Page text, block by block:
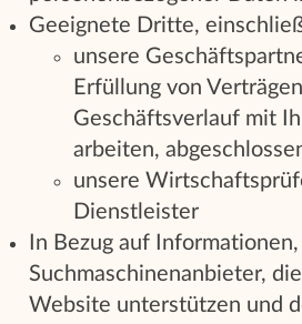
Geeignete Dritte,
unsere
Erfüllung von
Geschäftsverlauf mit
arbeiten,
unsere
Dienstleister
In Bezug auf
Suchmaschinenanbieter,
Website unterstützen und